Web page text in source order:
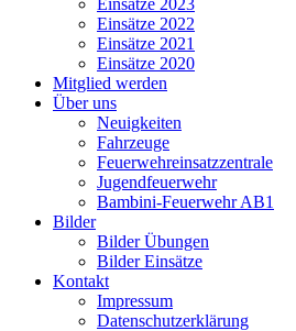
Einsätze 2023
Einsätze 2022
Einsätze 2021
Einsätze 2020
Mitglied werden
Über uns
Neuigkeiten
Fahrzeuge
Feuerwehreinsatzzentrale
Jugendfeuerwehr
Bambini-Feuerwehr AB1
Bilder
Bilder Übungen
Bilder Einsätze
Kontakt
Impressum
Datenschutzerklärung